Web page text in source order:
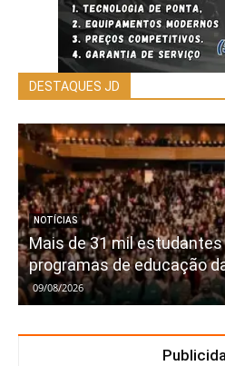
DESTAQUES JD
NOTÍCIAS
Mais de 31 mil
programas de educação
09/08/2026